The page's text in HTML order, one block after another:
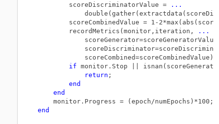
        scoreDiscriminatorValue =
...
scoreCombinedValue = 1-
        recordMetrics(monitor,iteration,
...
            scoreCombined=scoreCombinedValue);
if monitor.Stop ||
return ;
end
end
end